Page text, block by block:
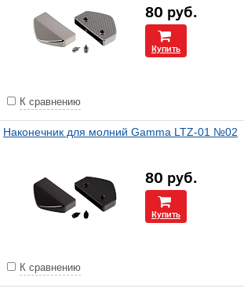
80 руб.
Купить
К сравнению
Наконечник для молний Gamma LTZ-01 №02
80 руб.
Купить
К сравнению